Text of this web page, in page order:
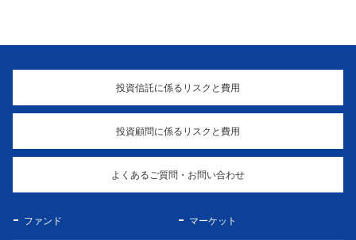
投資信託に係るリスクと費用
投資顧問に係るリスクと費用
よくあるご質問・お問い合わせ
ファンド マーケット